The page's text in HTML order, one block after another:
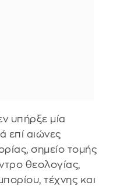
υπήρξε μία
επί αιώνες
σημείο τομής
θεολογίας,
τέχνης και